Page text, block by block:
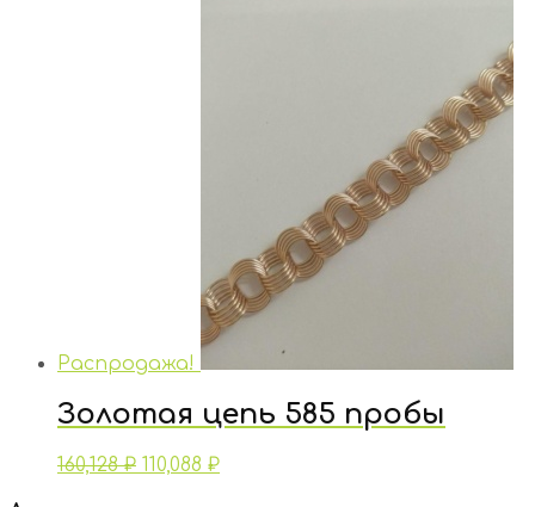
Распродажа!
Золотая цепь 585 пробы
160,128₽ 110,088 ₽